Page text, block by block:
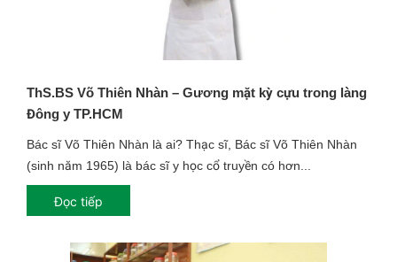
ThS.BS Võ Thiên Nhàn – Gương mặt kỳ cựu trong làng
Đông y TP.HCM
Bác sĩ Võ Thiên Nhàn là ai? Thạc sĩ, Bác sĩ Võ Thiên Nhàn
(sinh năm 1965) là bác sĩ y học cổ truyền có hơn...
Đọc tiếp